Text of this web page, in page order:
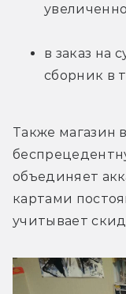
в заказ на
сборник в
Также магазин
объединяет
картами
учитывает